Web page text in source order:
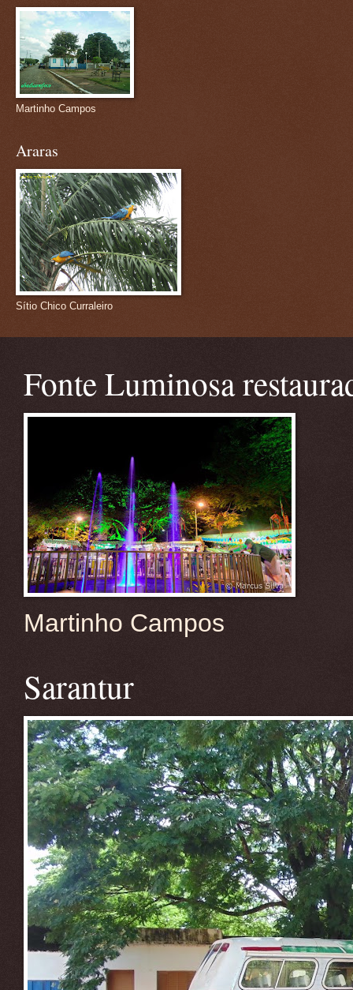
Martinho Campos
Araras
Sítio Chico Curraleiro
Fonte Luminosa
Martinho Campos
Sarantur